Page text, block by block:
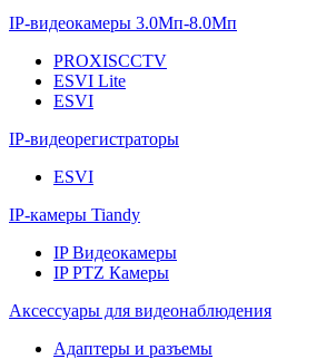
IP-видеокамеры 3.0Мп-8.0Мп
PROXISCCTV
ESVI Lite
ESVI
IP-видеорегистраторы
ESVI
IP-камеры Tiandy
IP Видеокамеры
IP PTZ Камеры
Аксессуары для видеонаблюдения
Адаптеры и разъемы